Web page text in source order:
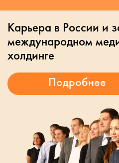
Карьера в России и
международном
холдинге